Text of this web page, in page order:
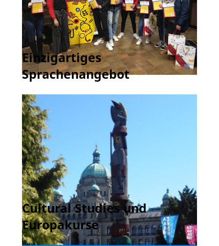
Einzigartiges
Sprachenangebot
Cultural Studies und
Europakurse